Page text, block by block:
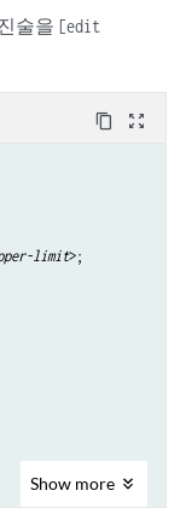
술을 [edit
content_copy zoom_out_map
limit>;
Show more